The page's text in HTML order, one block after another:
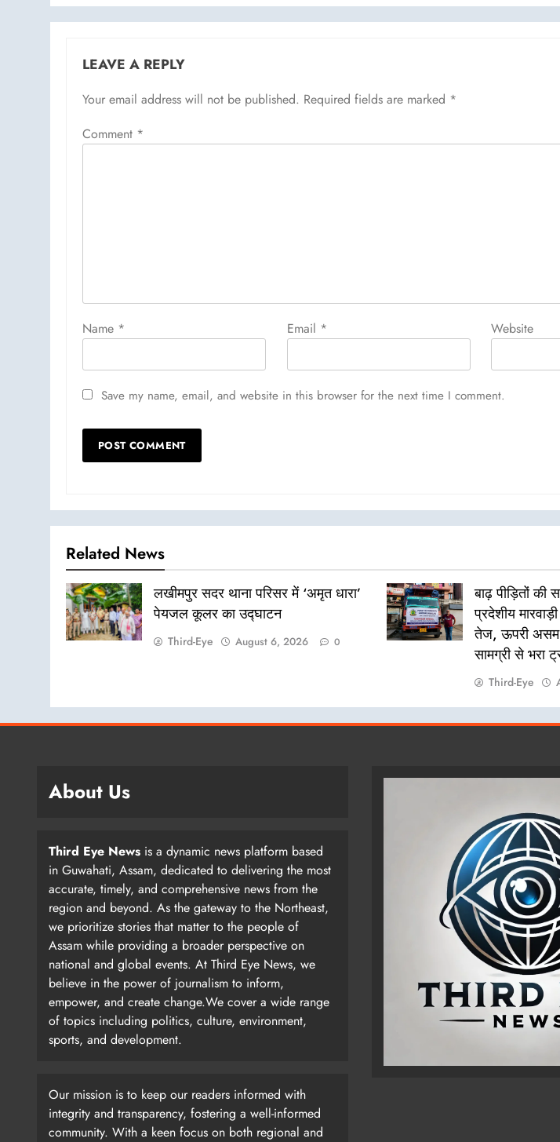
LEAVE A REPLY
Your email address will not be published. Required fields are marked *
Comment *
Name * Email * Website
Save my name, email, and website in this browser for the next time I comment.
Related News
लखीमपुर सदर थाना परिसर में ‘अमृत धारा’
पेयजल कूलर का उद्घाटन
Third-Eye August 6, 2026 0
बाढ़ पीड़ितों की
प्रदेशीय
तेज, ऊपरी असम
सामग्री से भरा
Third-Eye
About Us
Third Eye News is a dynamic news platform based
in Guwahati, Assam, dedicated to delivering the most
accurate, timely, and comprehensive news from the
region and beyond. As the gateway to the Northeast,
we prioritize stories that matter to the people of
Assam while providing a broader perspective on
national and global events. At Third Eye News, we
believe in the power of journalism to inform,
empower, and create change.We cover a wide range
of topics including politics, culture, environment,
sports, and development.
Our mission is to keep our readers informed with
integrity and transparency, fostering a well-informed
community. With a keen focus on both regional and